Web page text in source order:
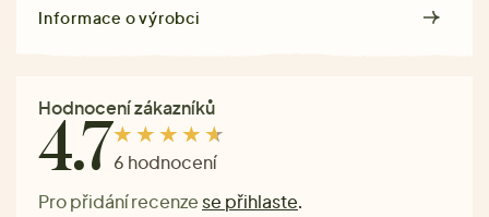
Informace o výrobci
Hodnocení zákazníků
4.76 hodnocení
Pro přidání recenze se přihlaste.